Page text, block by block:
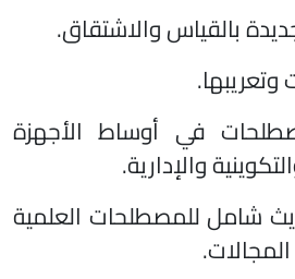
بالقياس والاشتقاق.
في أوساط الأجهزة
والإدارية.
شامل للمصطلحات العلمية